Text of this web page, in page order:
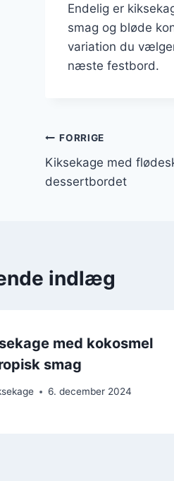
Endelig er
smag og bløde
variation du
næste festbord.
FORRIGE
Kiksekage med
dessertbordet
indlæg
med kokosmel
smag
6. december 2024